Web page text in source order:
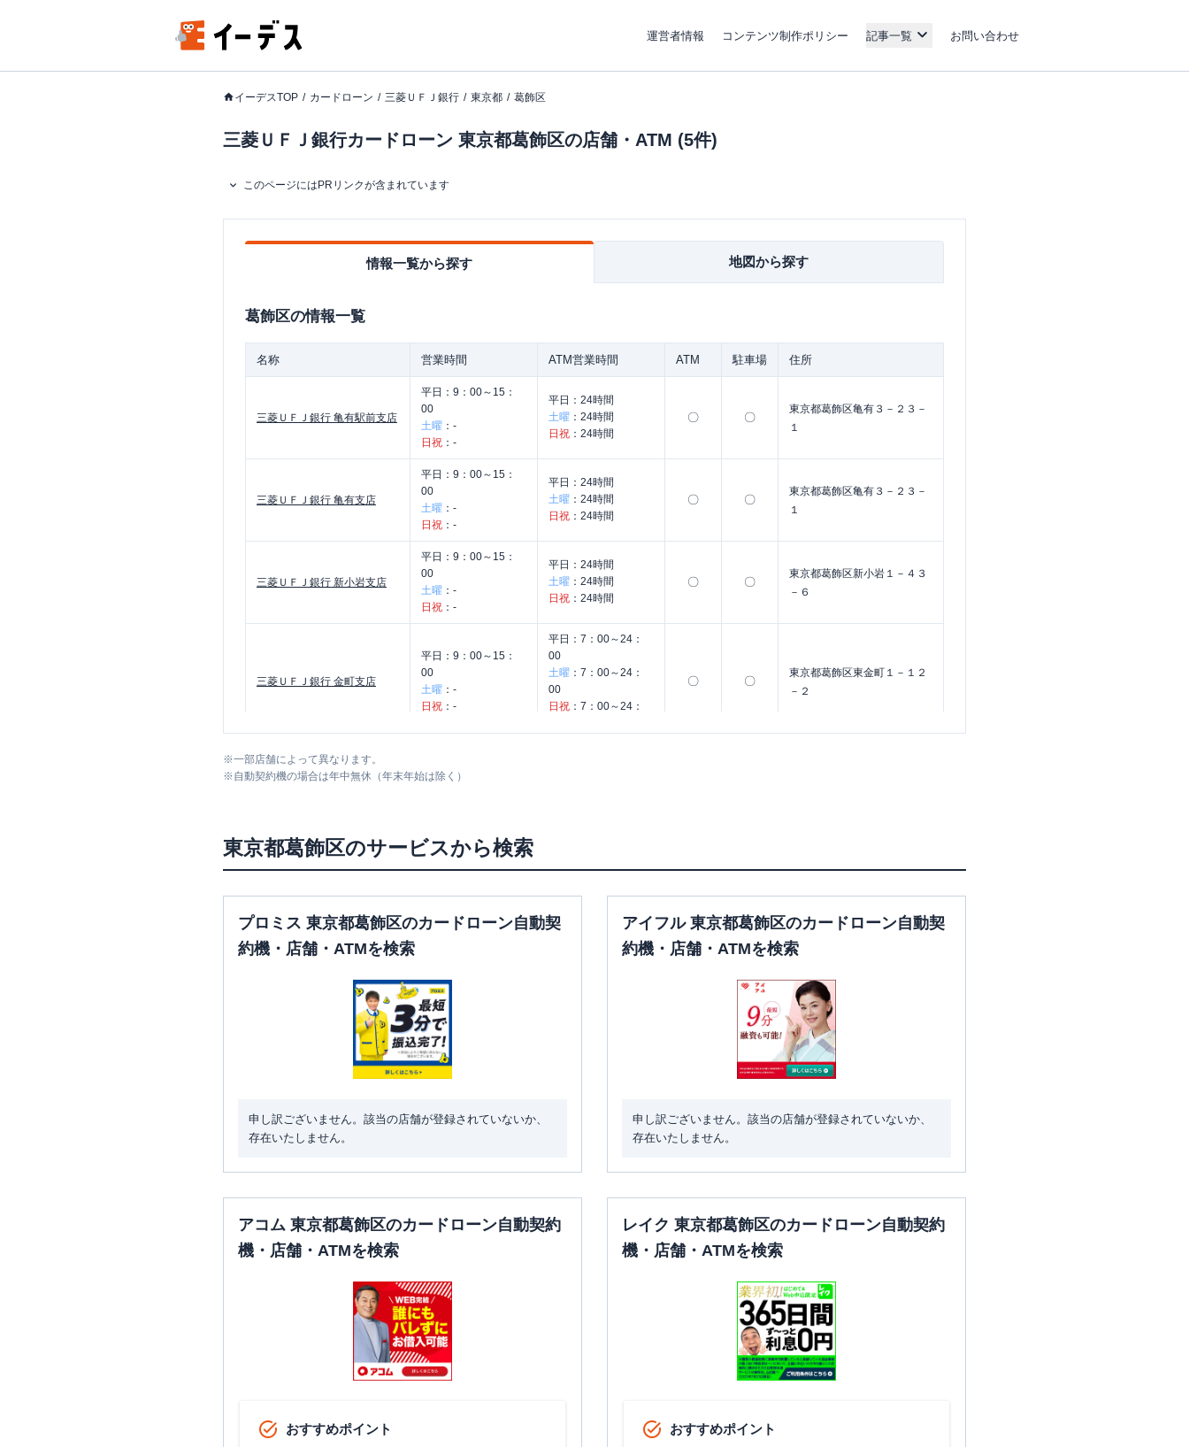
運営者情報 コンテンツ制作ポリシー 記事一覧 お問い合わせ
イーデスTOP カードローン 三菱ＵＦＪ銀行 東京都 葛飾区
三菱ＵＦＪ銀行カードローン 東京都葛飾区の店舗・ATM (5件)
このページにはPRリンクが含まれています
情報一覧から探す 地図から探す
葛飾区の情報一覧
名称 営業時間 ATM営業時間 ATM 駐車場 住所
三菱ＵＦＪ銀行 亀有駅前支店
平日： 9：00～15：
00
土曜 ： -
日祝 ： -
平日： 24時間
土曜 ： 24時間
日祝 ： 24時間
〇 〇
東京都葛飾区亀有３－２３－
１
三菱ＵＦＪ銀行 亀有支店
平日： 9：00～15：
00
土曜 ： -
日祝 ： -
平日： 24時間
土曜 ： 24時間
日祝 ： 24時間
〇 〇
東京都葛飾区亀有３－２３－
１
三菱ＵＦＪ銀行 新小岩支店
平日： 9：00～15：
00
土曜 ： -
日祝 ： -
平日： 24時間
土曜 ： 24時間
日祝 ： 24時間
〇 〇
東京都葛飾区新小岩１－４３
－６
三菱ＵＦＪ銀行 金町支店
平日： 9：00～15：
00
土曜 ： -
日祝 ： -
平日： 7：00～24：
00
土曜 ： 7：00～24：
00
日祝 ： 7：00～24：
〇 〇
東京都葛飾区東金町１－１２
－２
平日： 9：00～15：
※一部店舗によって異なります。
※自動契約機の場合は年中無休（年末年始は除く）
東京都葛飾区のサービスから検索
プロミス 東京都葛飾区のカードローン自動契
約機・店舗・ATMを検索
申し訳ございません。該当の店舗が登録されていないか、
存在いたしません。
アイフル 東京都葛飾区のカードローン自動契
約機・店舗・ATMを検索
申し訳ございません。該当の店舗が登録されていないか、
存在いたしません。
アコム 東京都葛飾区のカードローン自動契約
機・店舗・ATMを検索
おすすめポイント
レイク 東京都葛飾区のカードローン自動契約
機・店舗・ATMを検索
おすすめポイント